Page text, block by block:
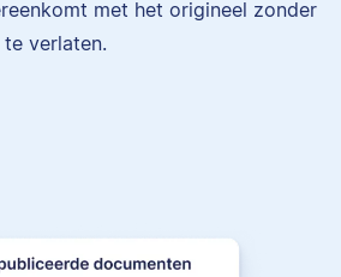
met het origineel zonder
verlaten.